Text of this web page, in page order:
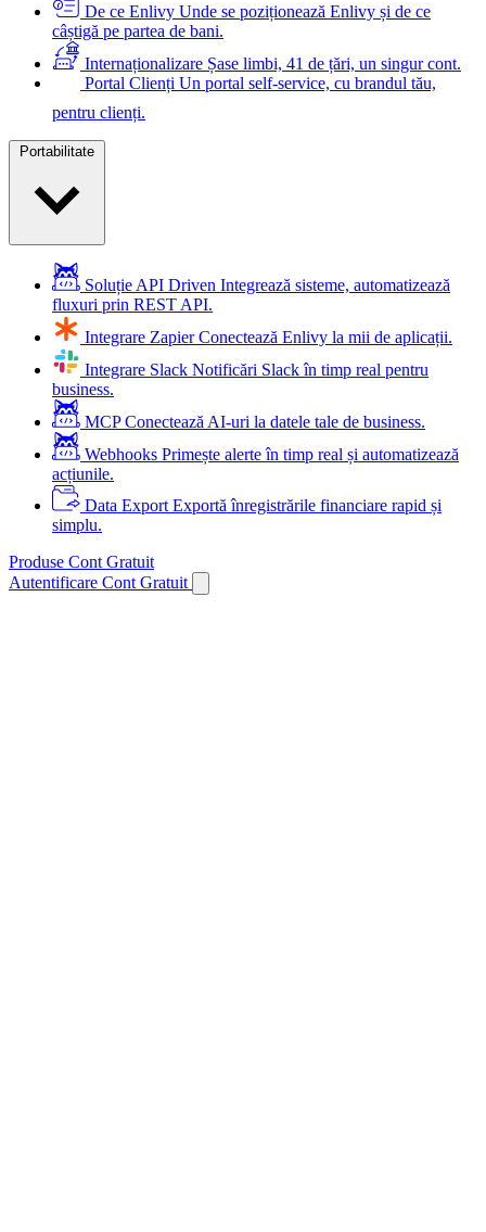
De ce Enlivy Unde se poziționează Enlivy și de ce
câștigă pe partea de bani.
Internaționalizare Șase limbi, 41 de țări, un singur cont.
Portal Clienți Un portal self-service, cu brandul tău,
pentru clienți.
Soluție API Driven Integrează sisteme, automatizează
fluxuri prin REST API.
Integrare Zapier Conectează Enlivy la mii de aplicații.
Integrare Slack Notificări Slack în timp real pentru
business.
MCP Conectează AI-uri la datele tale de business.
Webhooks Primește alerte în timp real și automatizează
acțiunile.
Data Export Exportă înregistrările financiare rapid și
simplu.
Produse Cont Gratuit
Autentificare Cont Gratuit